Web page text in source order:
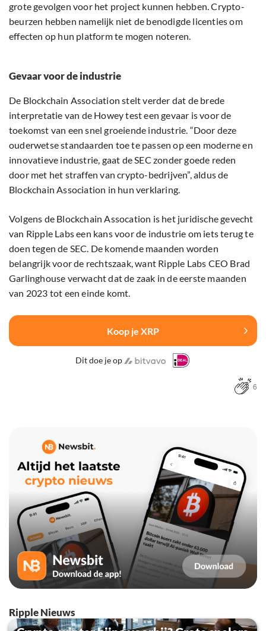
grote gevolgen voor het project kunnen hebben. Crypto-
beurzen hebben namelijk niet de benodigde licenties om
effecten op hun platform te mogen noteren.
Gevaar voor de industrie
De Blockchain Association stelt verder dat de brede
interpretatie van de Howey test een gevaar is voor de
toekomst van een snel groeiende industrie. “Door deze
ouderwetse standaarden toe te passen op een moderne en
innovatieve industrie, gaat de SEC zonder goede reden
door met het straffen van crypto-bedrijven”, aldus de
Blockchain Association in hun verklaring.
Volgens de Blockchain Assocation is het juridische gevecht
van Ripple Labs een kans voor de industrie om iets terug te
doen tegen de SEC. De komende maanden worden
belangrijk voor de rechtszaak, want Ripple Labs CEO Brad
Garlinghouse verwacht dat de zaak in de eerste maanden
van 2023 tot een einde komt.
Koop je XRP
Dit doe je op
6
Ripple Nieuws